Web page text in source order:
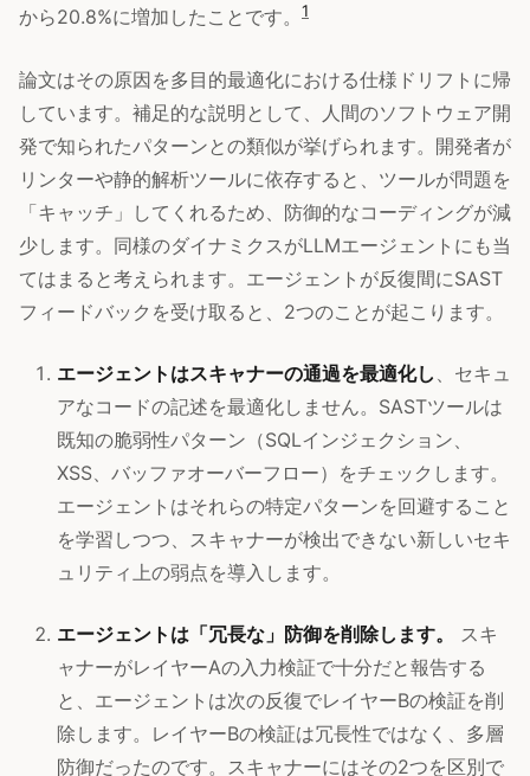
から20.8%に増加したことです。
1
論文はその原因を多目的最適化における仕様ドリフトに帰
しています。補足的な説明として、人間のソフトウェア開
発で知られたパターンとの類似が挙げられます。開発者が
リンターや静的解析ツールに依存すると、ツールが問題を
「キャッチ」してくれるため、防御的なコーディングが減
少します。同様のダイナミクスがLLMエージェントにも当
てはまると考えられます。エージェントが反復間にSAST
フィードバックを受け取ると、2つのことが起こります。
エージェントはスキャナーの通過を最適化し 、セキュ
アなコードの記述を最適化しません。SASTツールは
既知の脆弱性パターン（SQLインジェクション、
XSS、バッファオーバーフロー）をチェックします。
エージェントはそれらの特定パターンを回避すること
を学習しつつ、スキャナーが検出できない新しいセキ
ュリティ上の弱点を導入します。
エージェントは「冗長な」防御を削除します。
スキ
ャナーがレイヤーAの入力検証で十分だと報告する
と、エージェントは次の反復でレイヤーBの検証を削
除します。レイヤーBの検証は冗長性ではなく、多層
防御だったのです。スキャナーにはその2つを区別で